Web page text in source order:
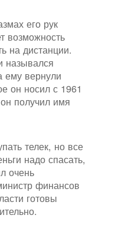
его рук
возможность
на дистанции.
назывался
ему вернули
он носил с 1961
получил имя
телек, но все
надо спасать,
очень
финансов
готовы